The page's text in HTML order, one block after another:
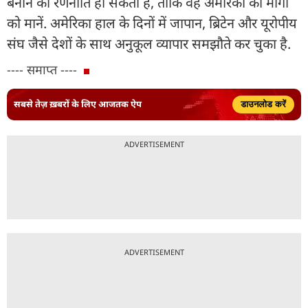
को मानें. अमेरिका हाल के दिनों में जापान, ब्रिटेन और यूरोपीय
संघ जैसे देशों के साथ अनुकूल व्यापार समझौते कर चुका है.
---- समाप्त ----
सबसे तेज़ ख़बरों के लिए आजतक ऐप डाउनलोड करें
ADVERTISEMENT
ADVERTISEMENT